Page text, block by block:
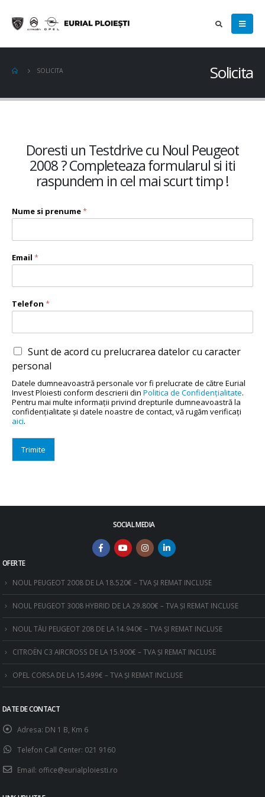
Solicita
SOLICITA
Doresti un Testdrive cu Noul Peugeot
2008 ? Completeaza formularul si iti
raspundem in cel mai scurt timp !
Nume si prenume*
Email *
Telefon *
Sunt de acord cu prelucrarea datelor cu caracter
personal
Datele dumneavoastră personale vor fi prelucrate de către Eurial
Invest Ploiesti conform descrierii din Politica de Confidenţialitate.
Pentru mai multe informaţii privind drepturile dumneavoastră la
confidenţialitate şi datele noastre de contact, vă rugăm verificaţi
aici.
Trimite
SOCIAL MEDIA
OFERTE
NOUL PEUGEOT 2008 DE LA 18.520€ – TVA ȘI REMAT INCLUSE
NOUL PEUGEOT 3008 HYBRID DE LA 29.800€ – TVA ȘI REMAT INCLUSE
NOUL TĂU PEUGEOT 208 DE LA 14.940€ – TVA ȘI REMAT INCLUSE
CITROËN C3 AIRCROSS DE LA 15.900€ – TVA ȘI REMAT INCLUSE
OPEL CORSA DE LA 15.499€ – TVA ȘI REMAT INCLUSE
DATE DE CONTACT
Adresa: DN 1 B, Km 6
Telefon Call Center: 021 9160
Email: office@eurialploiesti.ro